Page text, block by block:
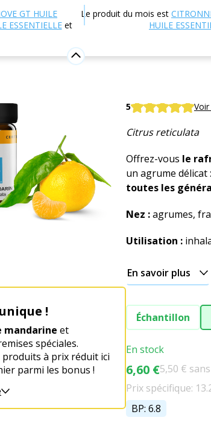
GT HUILE
ESSENTIELLEet
Le produit du mois est
HUILE
Huiles essentielles
!
mandarine et
spéciales.
produits à prix réduit ici
parmi les bonus !
5
Citrus reticulata
Offrez-vous le
un agrume délicat
toutes les
Nez :agrumes,
Utilisation :
En savoir plus
Échantillon
En stock
6,60 €5,50 €
Prix spécifique:
BP: 6.8